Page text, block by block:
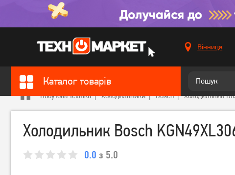
Вінниця
Каталог товарів
Побутова техніка Холодильники Bosch Холодильник
Холодильник Bosch
0.0 з 5.0